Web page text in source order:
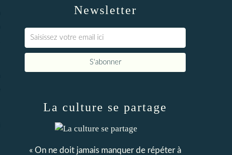
Newsletter
La culture se partage
« On ne doit jamais manquer de répéter à